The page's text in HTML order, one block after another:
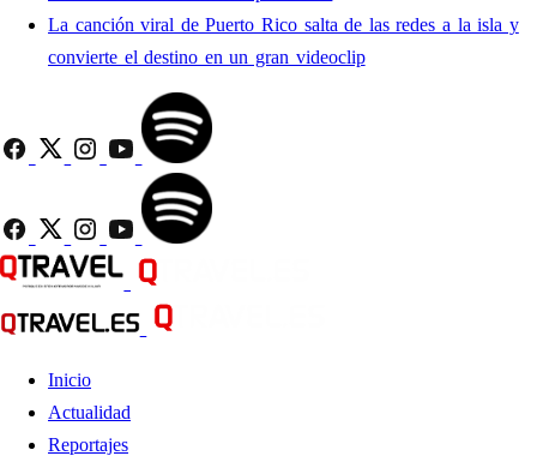
La canción viral de Puerto Rico salta de las redes a la isla y
convierte el destino en un gran videoclip
Inicio
Actualidad
Reportajes